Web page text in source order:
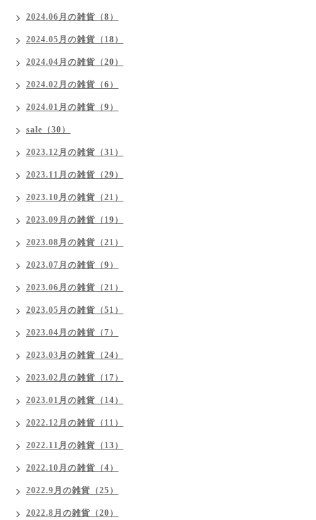
2024.06月の雑貨（8）
2024.05月の雑貨（18）
2024.04月の雑貨（20）
2024.02月の雑貨（6）
2024.01月の雑貨（9）
sale（30）
2023.12月の雑貨（31）
2023.11月の雑貨（29）
2023.10月の雑貨（21）
2023.09月の雑貨（19）
2023.08月の雑貨（21）
2023.07月の雑貨（9）
2023.06月の雑貨（21）
2023.05月の雑貨（51）
2023.04月の雑貨（7）
2023.03月の雑貨（24）
2023.02月の雑貨（17）
2023.01月の雑貨（14）
2022.12月の雑貨（11）
2022.11月の雑貨（13）
2022.10月の雑貨（4）
2022.9月の雑貨（25）
2022.8月の雑貨（20）